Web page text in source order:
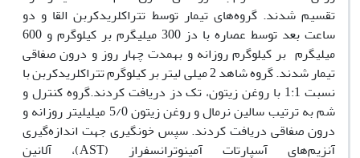
تقسیم شدند. گروه‌های تیمار توسط تتراکلرید‌کربن القا و دو
ساعت بعد توسط عصاره با دز 300 میلی‏گرم بر کیلوگرم و 600
میلی‏گرم بر کیلوگرم روزانه و به‏مدت چهار روز و درون صفاقی
تیمار شدند. گروه شاهد 2 میلی لیتر بر کیلوگرم تتراکلریدکربن با
نسبت 1:1 با روغن زیتون، تک دز دریافت کردند.گروه کنترل و
شم به ترتیب سالین نرمال و روغن زیتون 5/0 میلی‏لیتر روزانه و
درون صفاقی دریافت کردند. سپس خون‏گیری جهت اندازه‌گیری
آنزیم‌های آسپارتات آمینوترانسفراز (AST)، آلانین